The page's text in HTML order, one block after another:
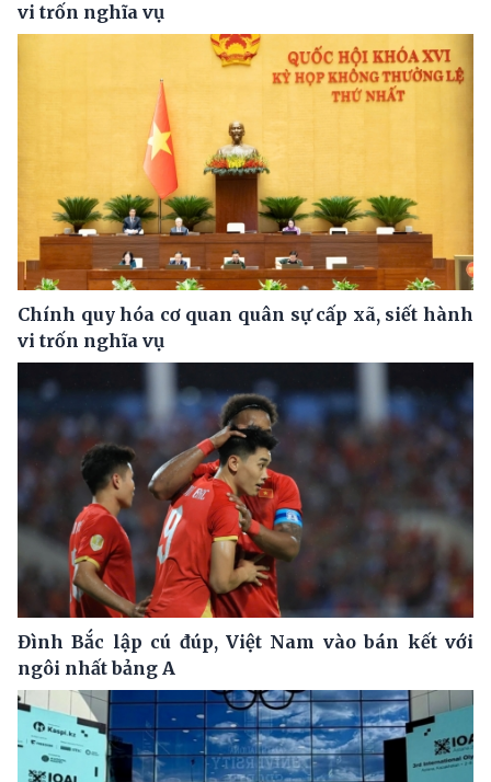
vi trốn nghĩa vụ
Chính quy hóa cơ quan quân sự cấp xã, siết hành
vi trốn nghĩa vụ
Đình Bắc lập cú đúp, Việt Nam vào bán kết với
ngôi nhất bảng A